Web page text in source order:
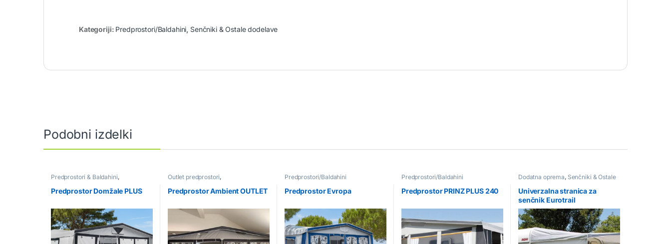
Kategoriji: Predprostori/Baldahini, Senčniki & Ostale dodelave
Podobni izdelki
Predprostori & Baldahini,
Predprostori/Baldahini
Predprostor Domžale PLUS
Outlet predprostori,
Predprostori/Baldahini
Predprostor Ambient OUTLET
Predprostori/Baldahini
Predprostor Evropa
Predprostori/Baldahini
Predprostor PRINZ PLUS 240
Dodatna oprema, Senčniki & Ostale
Univerzalna stranica za
senčnik Eurotrail